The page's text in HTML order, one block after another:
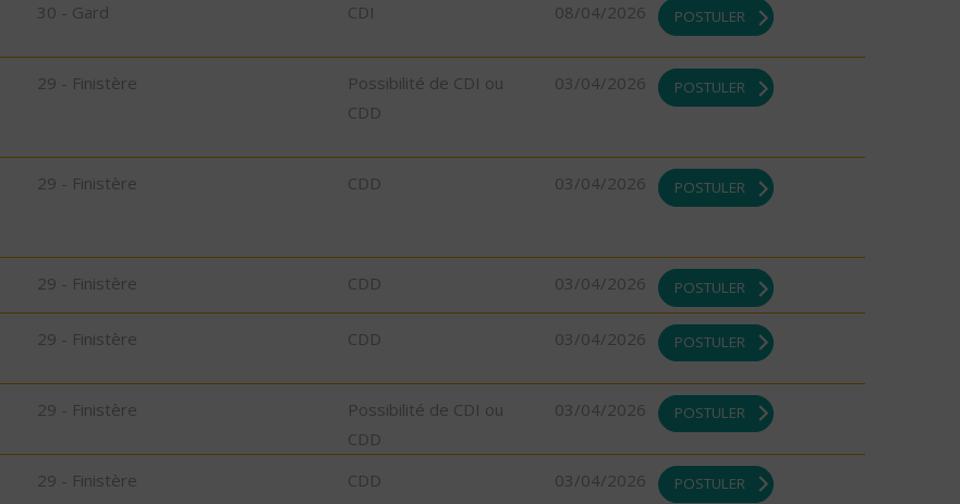
30 - Gard CDI 08/04/2026 POSTULER
29 - Finistère
Possibilité de CDI ou
CDD
03/04/2026 POSTULER
29 - Finistère CDD 03/04/2026 POSTULER
29 - Finistère CDD 03/04/2026 POSTULER
29 - Finistère CDD 03/04/2026 POSTULER
29 - Finistère
Possibilité de CDI ou
CDD
03/04/2026 POSTULER
29 - Finistère CDD 03/04/2026 POSTULER